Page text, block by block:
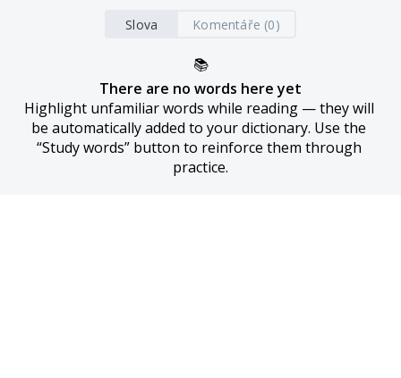
Slova Komentáře (0)
📚
There are no words here yet
Highlight unfamiliar words while reading — they will
be automatically added to your dictionary. Use the
“Study words” button to reinforce them through
practice.